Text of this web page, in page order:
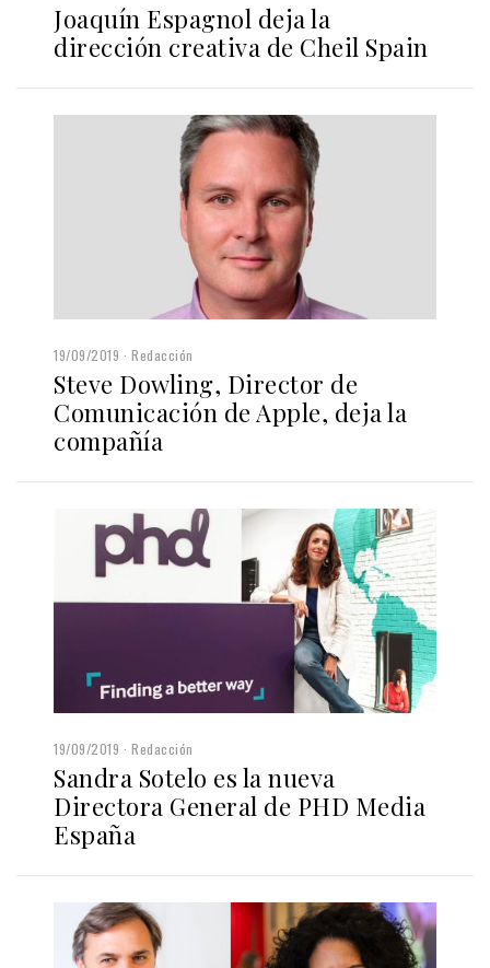
Joaquín Espagnol deja la
dirección creativa de Cheil Spain
19/09/2019 Redacción
Steve Dowling, Director de
Comunicación de Apple, deja la
compañía
19/09/2019 Redacción
Sandra Sotelo es la nueva
Directora General de PHD Media
España